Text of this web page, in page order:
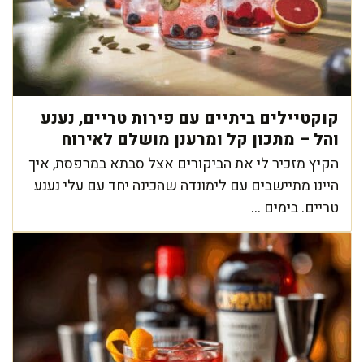
קוקטיילים ביתיים עם פירות טריים, נענע
והל – מתכון קל ומרענן מושלם לאירוח
הקיץ מזכיר לי את הביקורים אצל סבתא במרפסת, איך
היינו מתיישבים עם לימונדה שהכינה יחד עם עלי נענע
טריים. בימים ...